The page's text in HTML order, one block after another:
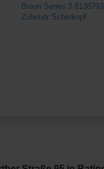
Braun Series 3
Zubehör Scherkopf